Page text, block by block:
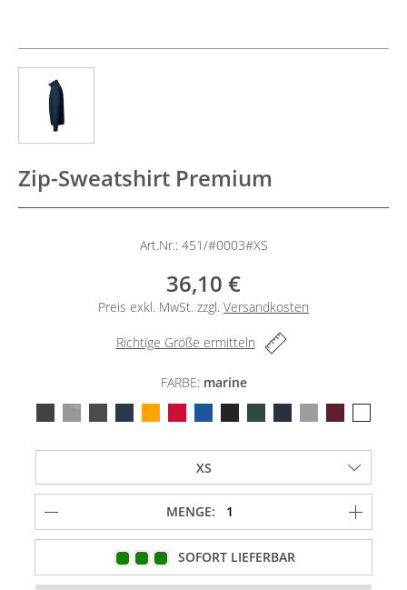
Zip-Sweatshirt Premium
Art.Nr.: 451/#0003#XS
36,10 €
Preis exkl. MwSt. zzgl. Versandkosten
Richtige Größe ermitteln
FARBE: marine
MENGE:
SOFORT LIEFERBAR